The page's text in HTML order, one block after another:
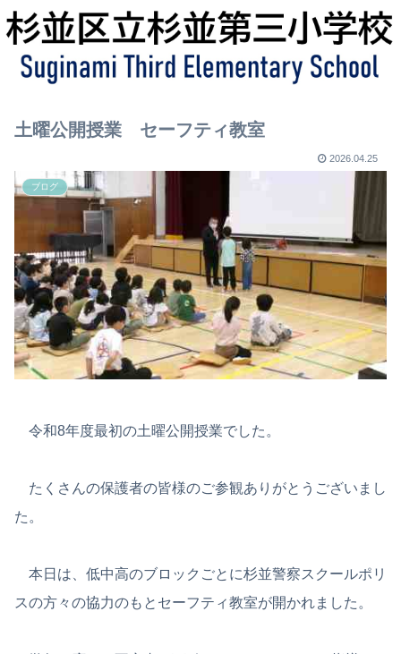
土曜公開授業 セーフティ教室
2026.04.25
ブログ
令和8年度最初の土曜公開授業でした。
たくさんの保護者の皆様のご参観ありがとうございまし
た。
本日は、低中高のブロックごとに杉並警察スクールポリ
スの方々の協力のもとセーフティ教室が開かれました。